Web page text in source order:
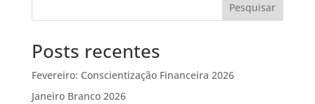
Pesquisar
Posts recentes
Fevereiro: Conscientização Financeira 2026
Janeiro Branco 2026